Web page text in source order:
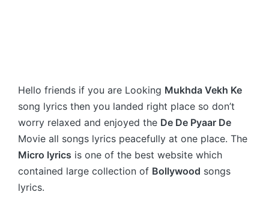
Hello friends if you are Looking Mukhda Vekh Ke
song lyrics then you landed right place so don’t
worry relaxed and enjoyed the De De Pyaar De
Movie all songs lyrics peacefully at one place. The
Micro lyrics is one of the best website which
contained large collection of Bollywood songs
lyrics.